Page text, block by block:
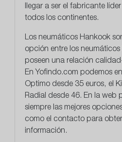
llegar a ser el fabricante
todos los continentes.
Los neumáticos Hankook
opción entre los
poseen una relación
En Yofindo.com podemos
Optimo desde 35 euros, el
Radial desde 46. En la web
siempre las mejores
como el contacto para
información.